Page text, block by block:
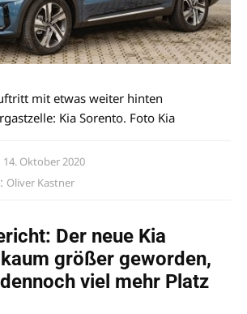
mit etwas weiter hinten
Kia Sorento. Foto Kia
14. Oktober 2020
Oliver Kastner
Der neue Kia
größer geworden,
viel mehr Platz